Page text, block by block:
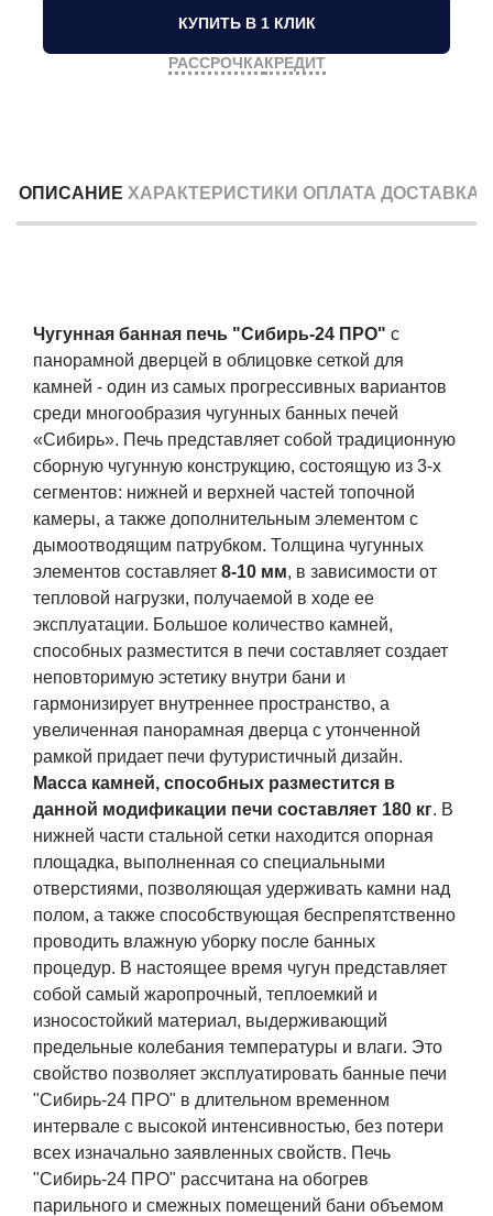
КУПИТЬ В 1 КЛИК
РАССРОЧКАКРЕДИТ
ОПИСАНИЕ ХАРАКТЕРИСТИКИ ОПЛАТА ДОСТАВКА
Чугунная банная печь "Сибирь-24 ПРО" с
панорамной дверцей в облицовке сеткой для
камней - один из самых прогрессивных вариантов
среди многообразия чугунных банных печей
«Сибирь». Печь представляет собой традиционную
сборную чугунную конструкцию, состоящую из 3-х
сегментов: нижней и верхней частей топочной
камеры, а также дополнительным элементом с
дымоотводящим патрубком. Толщина чугунных
элементов составляет 8-10 мм, в зависимости от
тепловой нагрузки, получаемой в ходе ее
эксплуатации. Большое количество камней,
способных разместится в печи составляет создает
неповторимую эстетику внутри бани и
гармонизирует внутреннее пространство, а
увеличенная панорамная дверца с утонченной
рамкой придает печи футуристичный дизайн.
Масса камней, способных разместится в
данной модификации печи составляет 180 кг. В
нижней части стальной сетки находится опорная
площадка, выполненная со специальными
отверстиями, позволяющая удерживать камни над
полом, а также способствующая беспрепятственно
проводить влажную уборку после банных
процедур. В настоящее время чугун представляет
собой самый жаропрочный, теплоемкий и
износостойкий материал, выдерживающий
предельные колебания температуры и влаги. Это
свойство позволяет эксплуатировать банные печи
"Сибирь-24 ПРО" в длительном временном
интервале с высокой интенсивностью, без потери
всех изначально заявленных свойств. Печь
"Сибирь-24 ПРО" рассчитана на обогрев
парильного и смежных помещений бани объемом